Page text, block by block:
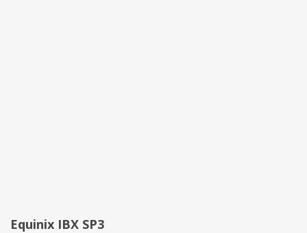
Equinix IBX SP3